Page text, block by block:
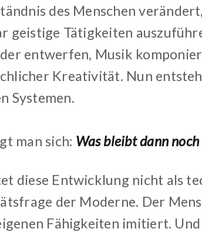
des Menschen
geistige Tätigkeiten
entwerfen, Musik
Kreativität. Nun
Systemen.
man sich: Was bleibt dann
diese Entwicklung nicht als
der Moderne. Der
Fähigkeiten imitiert.